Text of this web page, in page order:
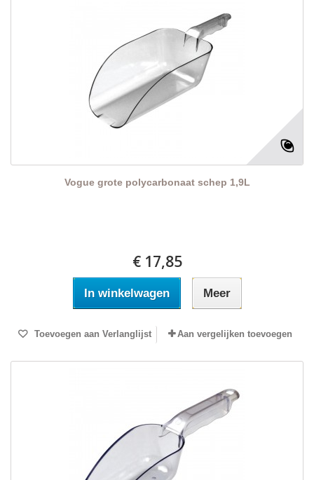
Vogue grote polycarbonaat schep 1,9L
€ 17,85
In winkelwagen Meer
Toevoegen aan Verlanglijst Aan vergelijken toevoegen